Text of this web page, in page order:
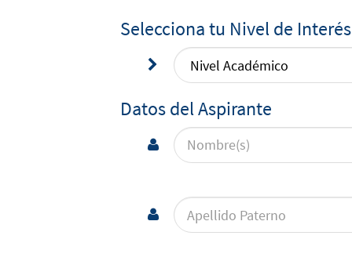
Selecciona tu Nivel de Interés
Datos del Aspirante